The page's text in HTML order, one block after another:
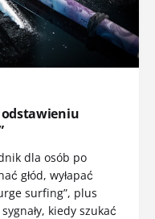
odstawieniu
dla osób po
głód, wyłapać
surfing”, plus
kiedy szukać